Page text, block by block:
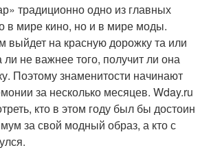
традиционно одно из главных
в мире кино, но и в мире моды.
выйдет на красную дорожку та или
ли не важнее того, получит ли она
Поэтому знаменитости начинают
за несколько месяцев. Wday.ru
кто в этом году был бы достоин
за свой модный образ, а кто с